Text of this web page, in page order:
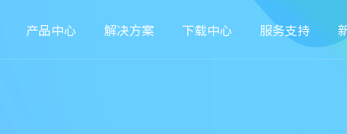
产品中心 解决方案 下载中心 服务支持